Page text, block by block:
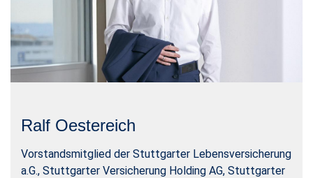
Ralf Oestereich
Vorstandsmitglied der Stuttgarter Lebensversicherung
a.G., Stuttgarter Versicherung Holding AG, Stuttgarter